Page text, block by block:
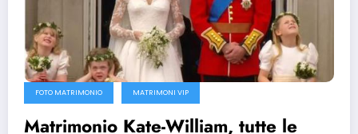
FOTO MATRIMONIO MATRIMONI VIP
Matrimonio Kate-William, tutte le